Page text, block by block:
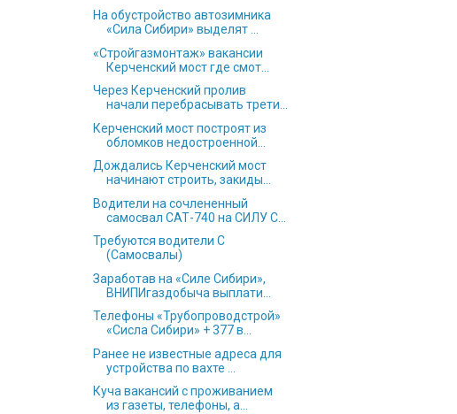
На обустройство автозимника
«Сила Сибири» выделят ...
«Стройгазмонтаж» вакансии
Керченский мост где смот...
Через Керченский пролив
начали перебрасывать трети...
Керченский мост построят из
обломков недостроенной...
Дождались Керченский мост
начинают строить, закиды...
Водители на сочлененный
самосвал САТ-740 на СИЛУ С...
Требуются водители С
(Самосвалы)
Заработав на «Силе Сибири»,
ВНИПИгаздобыча выплати...
Телефоны «Трубопроводстрой»
«Сисла Сибири» + 377 в...
Ранее не известные адреса для
устройства по вахте ...
Куча вакансий с проживанием
из газеты, телефоны, а...